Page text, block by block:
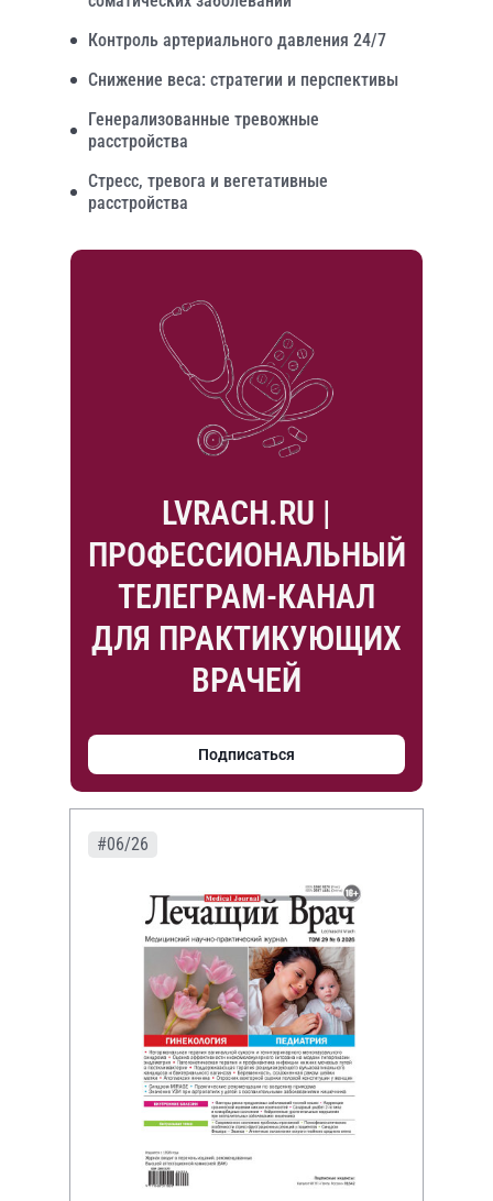
Контроль артериального давления 24/7
Снижение веса: стратегии и перспективы
Генерализованные тревожные
расстройства
Стресс, тревога и вегетативные
расстройства
LVRACH.RU |
ПРОФЕССИОНАЛЬНЫЙ
ТЕЛЕГРАМ-КАНАЛ
ДЛЯ ПРАКТИКУЮЩИХ
ВРАЧЕЙ
Подписаться
#06/26